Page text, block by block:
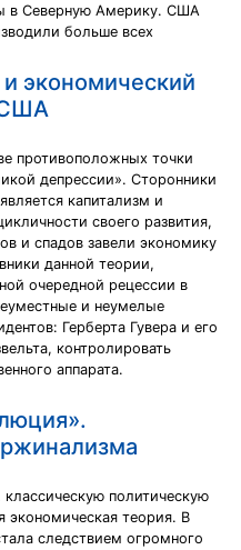
в Северную Америку. США
больше всех
экономический
США
противоположных точки
депрессии». Сторонники
капитализм и
своего развития,
и спадов завели экономику
данной теории,
очередной рецессии в
и неумелые
Герберта Гувера и его
контролировать
аппарата.
политическую
теория. В
следствием огромного